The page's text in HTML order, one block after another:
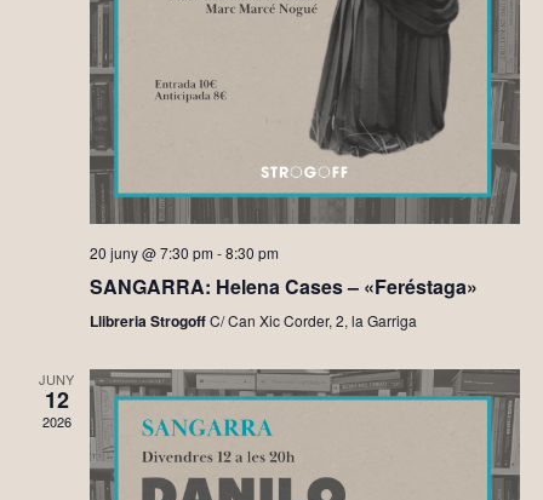
20 juny @ 7:30 pm -8:30 pm
SANGARRA: Helena Cases – «Feréstaga»
Llibreria StrogoffC/ Can Xic Corder, 2, la Garriga
JUNY
12
2026